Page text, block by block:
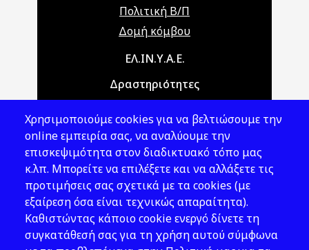
Πολιτική Β/Π
Δομή κόμβου
Main navigationΕΛ.ΙΝ.Υ.Α.Ε.
Δραστηριότητες
Νομοθεσία
Εκδόσεις
Νέα - Εκδηλώσεις
Ακολουθήστε μας
Χρησιμοποιούμε cookies για να βελτιώσουμε την
online εμπειρία σας, να αναλύουμε την
επισκεψιμότητα στον διαδικτυακό τόπο μας
κ.λπ. Μπορείτε να επιλέξετε και να αλλάξετε τις
προτιμήσεις σας σχετικά με τα cookies (με
εξαίρεση όσα είναι τεχνικώς απαραίτητα).
Καθιστώντας κάποιο cookie ενεργό δίνετε τη
συγκατάθεσή σας για τη χρήση αυτού σύμφωνα